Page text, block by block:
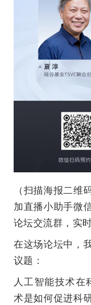
（扫描海报二维
加直播小助手微
论坛交流群，实
在这场论坛中，
议题：
人工智能技术在
术是如何促进科